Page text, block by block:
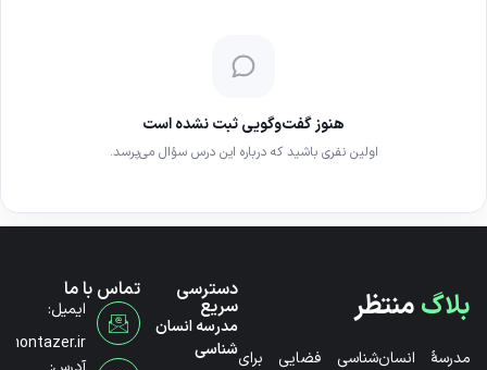
هنوز گفت‌وگویی ثبت نشده است
اولین نفری باشید که درباره این درس سؤال می‌پرسد.
بلاگمنتظر
مدرسۀ انسان‌شناسی فضایی برای
دسترسی
سریع
مدرسه انسان
شناسی
تماس با ما
ایمیل: